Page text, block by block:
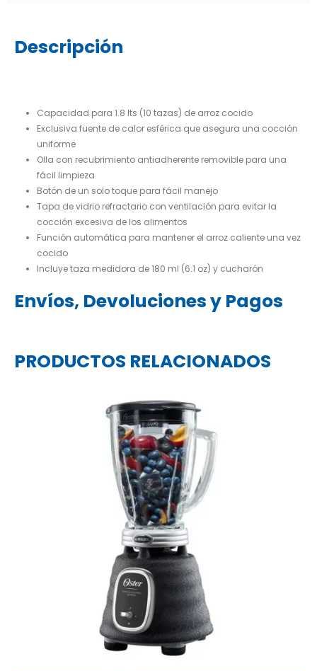
Descripción
Capacidad para 1.8 lts (10 tazas) de arroz cocido
Exclusiva fuente de calor esférica que asegura una cocción
uniforme
Olla con recubrimiento antiadherente removible para una
fácil limpieza
Botón de un solo toque para fácil manejo
Tapa de vidrio refractario con ventilación para evitar la
cocción excesiva de los alimentos
Función automática para mantener el arroz caliente una vez
cocido
Incluye taza medidora de 180 ml (6.1 oz) y cucharón
Envíos, Devoluciones y Pagos
PRODUCTOS RELACIONADOS